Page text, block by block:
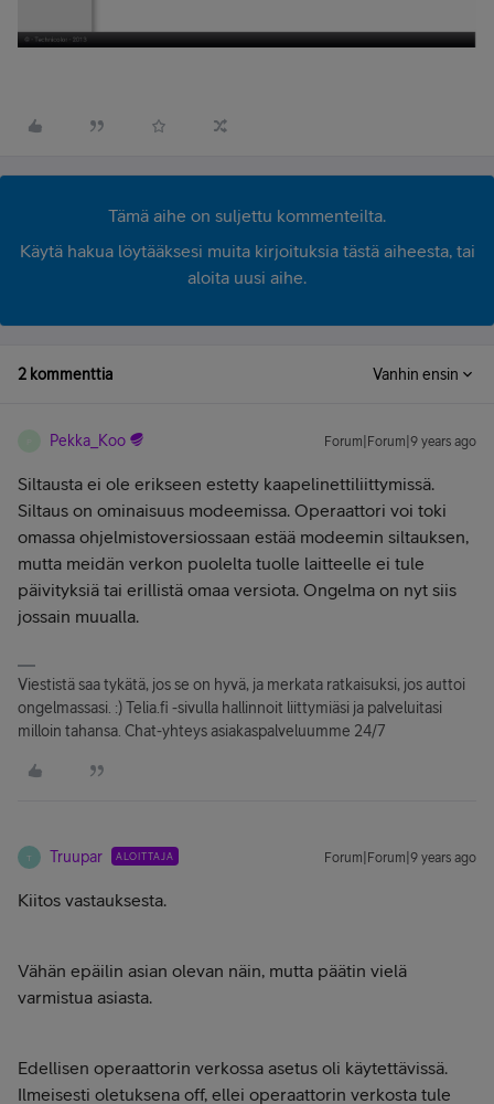
Tämä aihe on suljettu kommenteilta.
Käytä hakua löytääksesi muita kirjoituksia tästä aiheesta, tai
aloita uusi aihe.
2 kommenttia Vanhin ensin
Pekka_Koo Forum|Forum|9 years ago
Siltausta ei ole erikseen estetty kaapelinettiliittymissä.
Siltaus on ominaisuus modeemissa. Operaattori voi toki
omassa ohjelmistoversiossaan estää modeemin siltauksen,
mutta meidän verkon puolelta tuolle laitteelle ei tule
päivityksiä tai erillistä omaa versiota. Ongelma on nyt siis
jossain muualla.
Viestistä saa tykätä, jos se on hyvä, ja merkata ratkaisuksi, jos auttoi
ongelmassasi. :) Telia.fi -sivulla hallinnoit liittymiäsi ja palveluitasi
milloin tahansa. Chat-yhteys asiakaspalveluumme 24/7
T Truupar ALOITTAJA Forum|Forum|9 years ago
Kiitos vastauksesta.
Vähän epäilin asian olevan näin, mutta päätin vielä
varmistua asiasta.
Edellisen operaattorin verkossa asetus oli käytettävissä.
Ilmeisesti oletuksena off, ellei operaattorin verkosta tule